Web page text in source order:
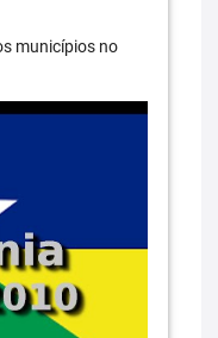
municípios no